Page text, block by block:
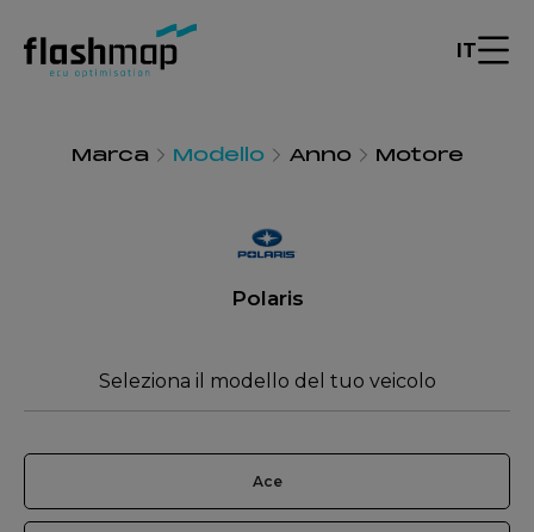
IT
Marca Modello Anno Motore
Polaris
Seleziona il modello del tuo veicolo
Ace